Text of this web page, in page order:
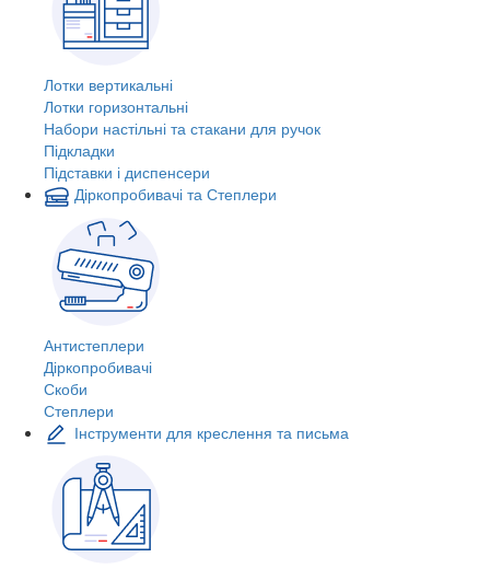
Лотки вертикальні
Лотки горизонтальні
Набори настільні та стакани для ручок
Підкладки
Підставки і диспенсери
Діркопробивачі та Степлери
Антистеплери
Діркопробивачі
Скоби
Степлери
Інструменти для креслення та письма